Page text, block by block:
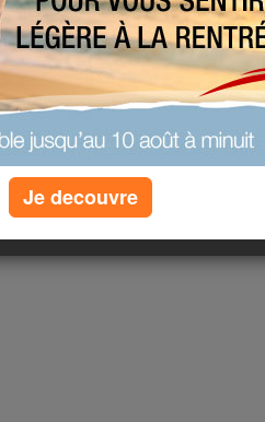
jours
avons
fait
Je decouvre